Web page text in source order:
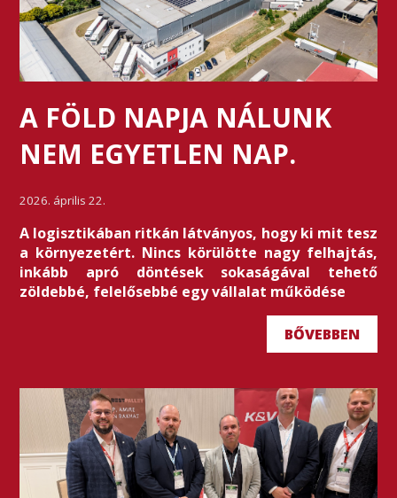
A FÖLD NAPJA NÁLUNK
NEM EGYETLEN NAP.
2026. április 22.
A logisztikában ritkán látványos, hogy ki mit tesz
a környezetért. Nincs körülötte nagy felhajtás,
inkább apró döntések sokaságával tehető
zöldebbé, felelősebbé egy vállalat működése
BŐVEBBEN